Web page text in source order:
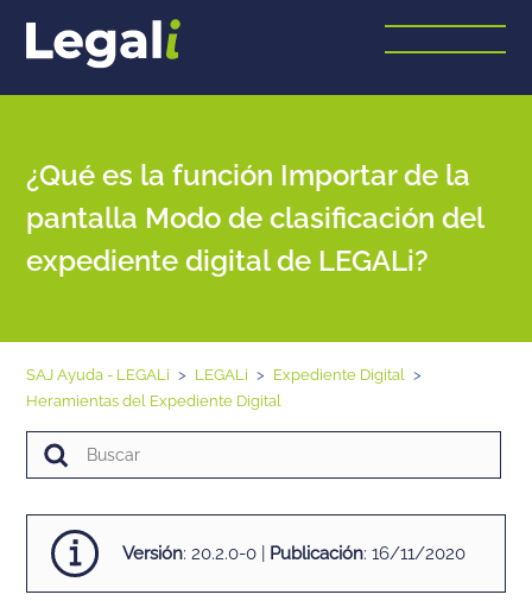
¿Qué es la función Importar de la
pantalla Modo de clasificación del
expediente digital de LEGALi?
SAJ Ayuda - LEGALi LEGALi
Expediente Digital
Heramientas del Expediente Digital
Versión: 20.2.0-0 | Publicación: 16/11/2020